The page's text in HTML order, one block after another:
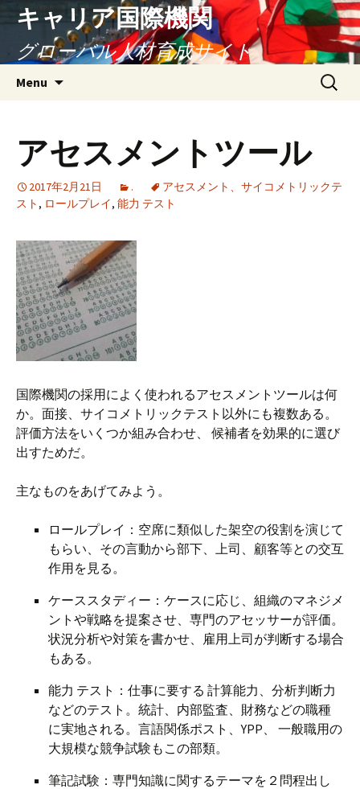
キャリア国際機関
グローバル人材育成サイト
Menu
Search
for:
アセスメントツール
2017年2月21日 .
アセスメント、サイコメトリックテ
スト , ロールプレイ, 能力 テスト
国際機関の採用によく使われるアセスメントツールは何
か。面接、サイコメトリックテスト以外にも複数ある。
評価方法をいくつか組み合わせ、 候補者を効果的に選び
出すためだ。
主なものをあげてみよう。
ロールプレイ：空席に類似した架空の役割を演じて
もらい、その言動から部下、上司、顧客等との交互
作用を見る。
ケーススタディー：ケースに応じ、組織のマネジメ
ントや戦略を提案させ、専門のアセッサーが評価。
状況分析や対策を書かせ、雇用上司が判断する場合
もある。
能力 テスト：仕事に要する 計算能力、分析判断力
などのテスト。統計、内部監査、財務などの職種
に実地される。言語関係ポスト、YPP、 一般職用の
大規模な競争試験もこの部類。
筆記試験：専門知識に関するテーマを２問程出し